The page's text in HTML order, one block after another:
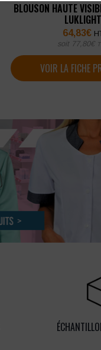
BLOUSON HAUTE
LUKLIGHT
64,83€
soit 77,80€
VOIR LA FICHE